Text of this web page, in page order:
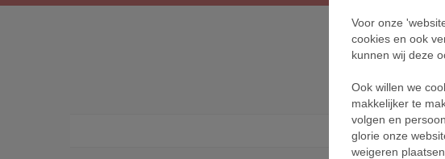
Voor onze
cookies en ook
kunnen wij deze
Ook willen we
makkelijker te
volgen en
glorie onze
weigeren